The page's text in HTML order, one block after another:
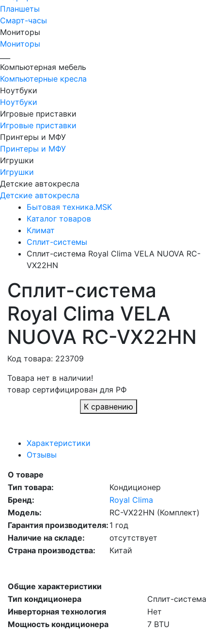
Планшеты
Смарт-часы
Мониторы
Мониторы
Компьютерная мебель
Компьютерные кресла
Ноутбуки
Ноутбуки
Игровые приставки
Игровые приставки
Принтеры и МФУ
Принтеры и МФУ
Игрушки
Игрушки
Детские автокресла
Детские автокресла
Бытовая техника.MSK
Каталог товаров
Климат
Сплит-системы
Сплит-система Royal Clima VELA NUOVA RC-
VX22HN
Сплит-система
Royal Clima VELA
NUOVA RC-VX22HN
Код товара: 223709
Товара нет в наличии!
товар сертифицирован для РФ
К сравнению
Характеристики
Отзывы
Общие характеристики
Тип кондиционера
Сплит-система
Инверторная технология
Нет
Мощность кондиционера
7 BTU
О товаре
Тип товара:
Кондиционер
Бренд:
Royal Clima
Модель:
RC-VX22HN (Комплект)
Гарантия производителя: 1 год
Наличие на складе:
отсутствует
Страна производства:
Китай